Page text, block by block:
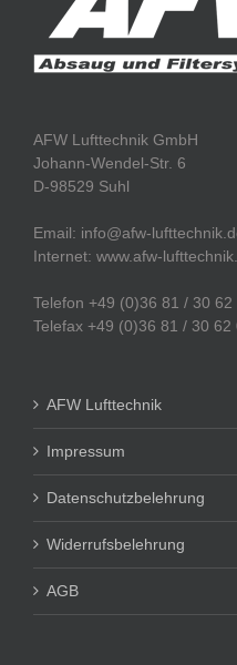
AFW Lufttechnik GmbH
Johann-Wendel-Str. 6
D-98529 Suhl
Email: info@afw-
Internet: www.afw-
Telefon +49 (0)36 81 / 30 62
Telefax +49 (0)36 81 / 30 62
AFW Lufttechnik
Impressum
Datenschutzbelehrung
Widerrufsbelehrung
AGB